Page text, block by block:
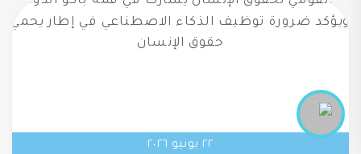
٢٢ يونيو ٢٠٢٦